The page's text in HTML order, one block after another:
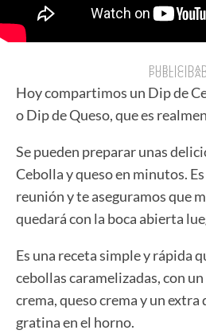
Hoy compartimos un Dip de
o Dip de Queso, que es
Se pueden preparar unas
Cebolla y queso en minutos.
reunión y te aseguramos que
quedará con la boca abierta
Es una receta simple y rápida
cebollas caramelizadas, con
crema, queso crema y un extra
gratina en el horno.